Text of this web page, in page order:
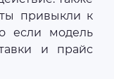
привыкли к
если модель
и прайс